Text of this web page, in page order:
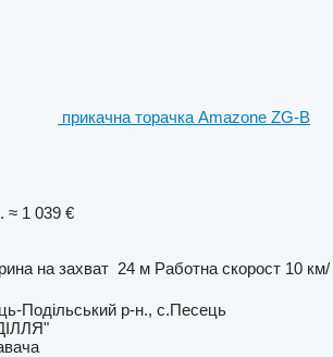
прикачна торачка Amazone ZG-B
≈ 1 039 €
на захват 24 м Работна скорост 10 км/
Подільський р-н., с.Песець